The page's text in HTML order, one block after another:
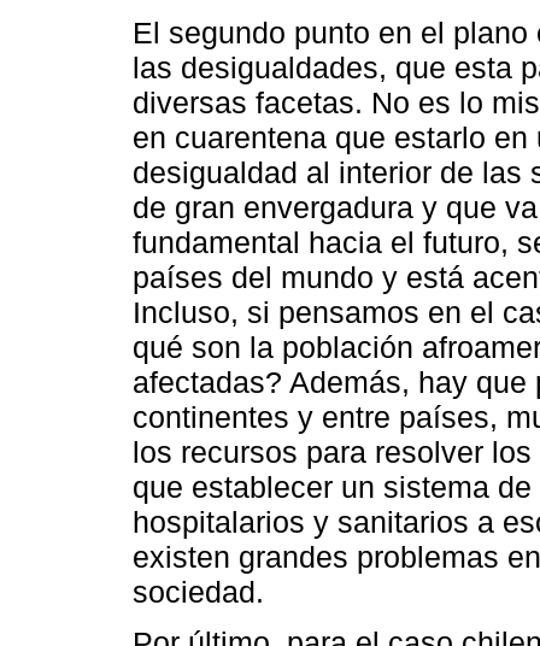
El segundo punto en el
las desigualdades, que esta
diversas facetas. No es lo
en cuarentena que estarlo
desigualdad al interior de las
de gran envergadura y que
fundamental hacia el futuro,
países del mundo y está
Incluso, si pensamos en el
qué son la población
afectadas? Además, hay
continentes y entre países,
los recursos para resolver
que establecer un sistema
hospitalarios y sanitarios a
existen grandes problemas
sociedad.